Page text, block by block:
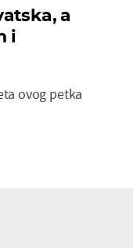
a
i
ovog petka